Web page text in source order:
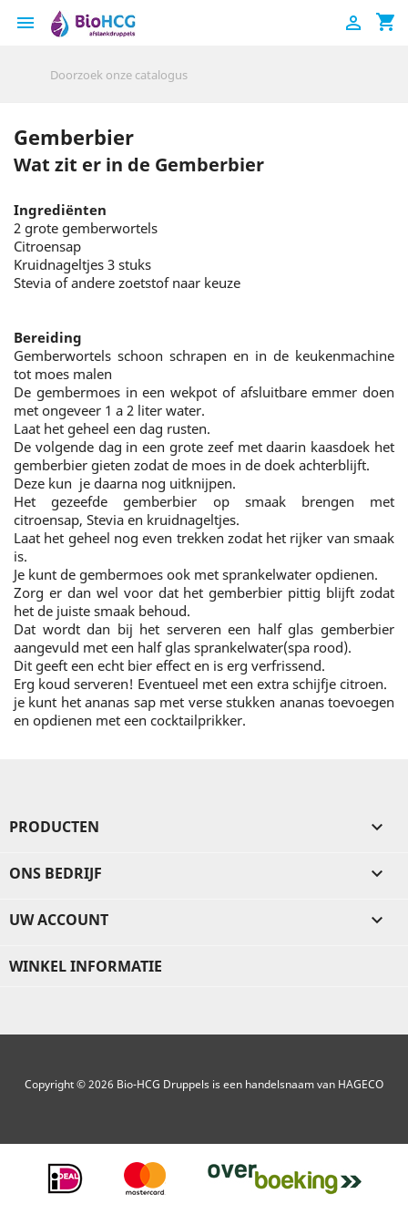
 shopping_cart

Gemberbier
Wat zit er in de Gemberbier
Ingrediënten
2 grote gemberwortels
Citroensap
Kruidnageltjes 3 stuks
Stevia of andere zoetstof naar keuze
Bereiding
Gemberwortels schoon schrapen en in de keukenmachine
tot moes malen
De gembermoes in een wekpot of afsluitbare emmer doen
met ongeveer 1 a 2 liter water.
Laat het geheel een dag rusten.
De volgende dag in een grote zeef met daarin kaasdoek het
gemberbier gieten zodat de moes in de doek achterblijft.
Deze kun je daarna nog uitknijpen.
Het gezeefde gemberbier op smaak brengen met
citroensap, Stevia en kruidnageltjes.
Laat het geheel nog even trekken zodat het rijker van smaak
is.
Je kunt de gembermoes ook met sprankelwater opdienen.
Zorg er dan wel voor dat het gemberbier pittig blijft zodat
het de juiste smaak behoud.
Dat wordt dan bij het serveren een half glas gemberbier
aangevuld met een half glas sprankelwater(spa rood).
Dit geeft een echt bier effect en is erg verfrissend.
Erg koud serveren! Eventueel met een extra schijfje citroen.
je kunt het ananas sap met verse stukken ananas toevoegen
en opdienen met een cocktailprikker.
PRODUCTEN 
ONS BEDRIJF 
UW ACCOUNT 
WINKEL INFORMATIE
Copyright © 2026 Bio-HCG Druppels is een handelsnaam van HAGECO